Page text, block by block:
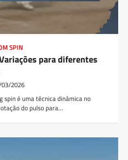
SPIN
para diferentes
2026
spin é uma técnica dinâmica no
do pulso para…